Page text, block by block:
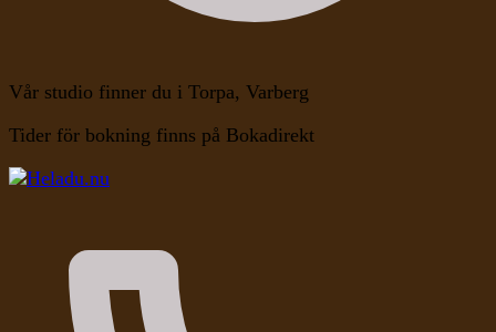
Vår studio finner du i Torpa, Varberg
Tider för bokning finns på Bokadirekt
Heladu.nu